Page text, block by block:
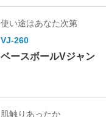
使い途はあなた次第
VJ-260
ベースボールVジャン
肌触りあったか